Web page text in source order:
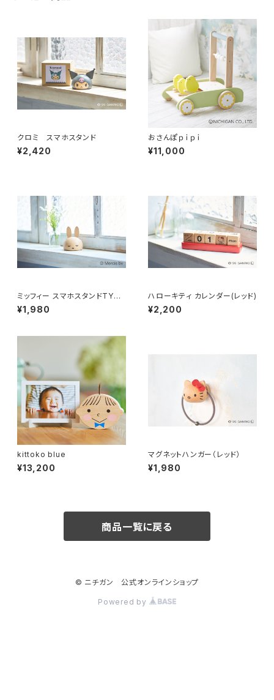
クロミ スマホスタンド
¥2,420
おさんぽｐｉｐｉ
¥11,000
ミッフィー スマホスタンドTYPE
Ⅱ
¥1,980
ハローキティ カレンダー(レッド)
¥2,200
kittoko blue
¥13,200
マグネットハンガー（レッド）
¥1,980
商品一覧に戻る
© ニチガン 公式オンラインショップ
Powered by